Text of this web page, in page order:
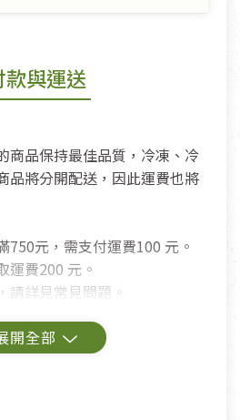
款與運送
商品保持最佳品質，冷凍、冷
品將分開配送，因此運費也將
750元，需支付運費100 元。
運費200 元。
請詳見常見問題。